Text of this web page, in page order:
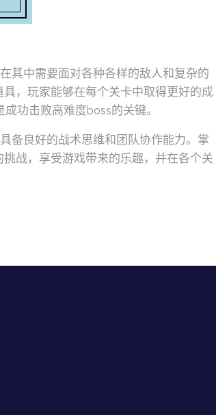
其中需要面对各种各样的敌人和复杂的
，玩家能够在每个关卡中取得更好的成
功击败高难度boss的关键。
备良好的战术思维和团队协作能力。掌
战，享受游戏带来的乐趣，并在各个关